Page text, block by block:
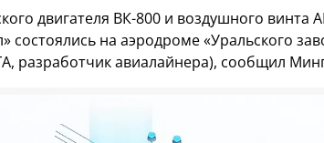
двигателя ВК-800 и воздушного винта
состоялись на аэродроме «Уральского
разработчик авиалайнера), сообщил